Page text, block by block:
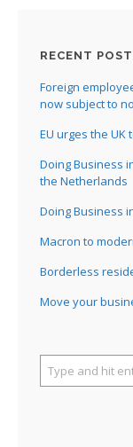
RECENT
Foreign
now subject to
EU urges the UK
Doing Business
the Netherlands
Doing Business
Macron to
Borderless
Move your